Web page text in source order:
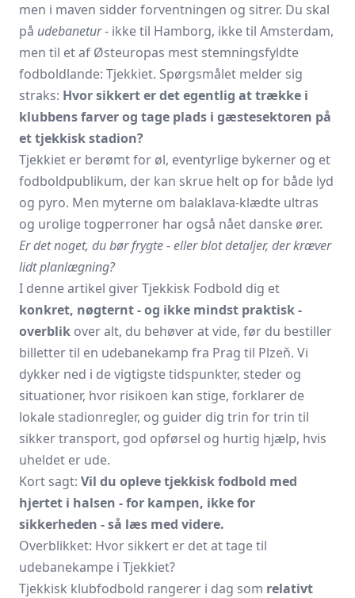
men i maven sidder forventningen og sitrer. Du skal
på udebanetur- ikke til Hamborg, ikke til Amsterdam,
men til et af Østeuropas mest stemningsfyldte
fodboldlande: Tjekkiet. Spørgsmålet melder sig
straks: Hvor sikkert er det egentlig at trække i
klubbens farver og tage plads i gæstesektoren på
et tjekkisk stadion?
Tjekkiet er berømt for øl, eventyrlige bykerner og et
fodboldpublikum, der kan skrue helt op for både lyd
og pyro. Men myterne om balaklava-klædte ultras
og urolige togperroner har også nået danske ører.
Er det noget, du bør frygte - eller blot detaljer, der kræver
lidt planlægning?
I denne artikel giver Tjekkisk Fodbold dig et
konkret, nøgternt - og ikke mindst praktisk -
overblik over alt, du behøver at vide, før du bestiller
billetter til en udebanekamp fra Prag til Plzeň. Vi
dykker ned i de vigtigste tidspunkter, steder og
situationer, hvor risikoen kan stige, forklarer de
lokale stadionregler, og guider dig trin for trin til
sikker transport, god opførsel og hurtig hjælp, hvis
uheldet er ude.
Kort sagt: Vil du opleve tjekkisk fodbold med
hjertet i halsen - for kampen, ikke for
sikkerheden - så læs med videre.
Overblikket: Hvor sikkert er det at tage til
udebanekampe i Tjekkiet?
Tjekkisk klubfodbold rangerer i dag som relativt